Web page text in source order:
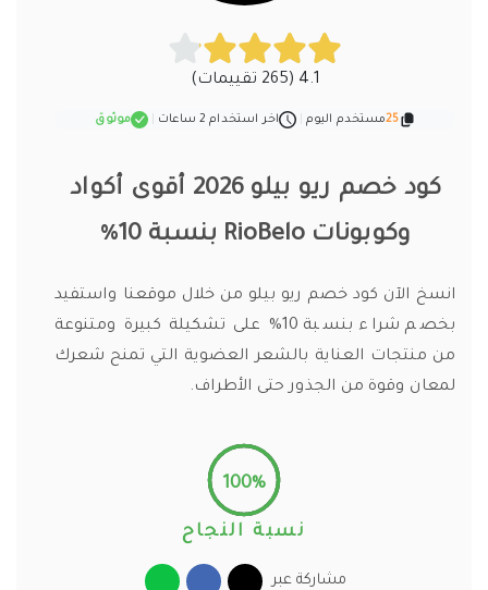
4.1 (265 تقييمات)
25مستخدم اليوم اخر استخدام 2 ساعات موثوق
كود خصم ريو بيلو 2026 أقوى أكواد
وكوبونات RioBelo بنسبة 10%
انسخ الآن كود خصم ريو بيلو من خلال موقعنا واستفيد
بخصم شراء بنسبة 10% على تشكيلة كبيرة ومتنوعة
من منتجات العناية بالشعر العضوية التي تمنح شعرك
لمعان وقوة من الجذور حتى الأطراف.
100%
نسبة النجاح
مشاركة عبر